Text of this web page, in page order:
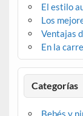
El estilo
Los
Ventajas
En la
Categorías
Bebés y